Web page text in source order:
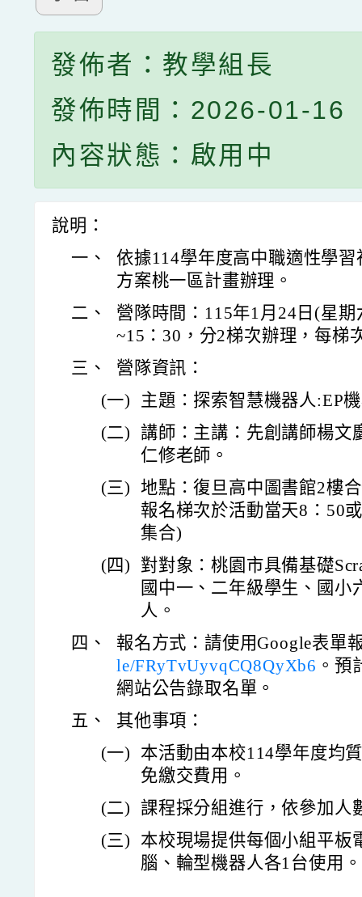
發佈者：教學組長
發佈時間：2026-01-16
內容狀態：啟用中
說明：
一、
依據114學年度高中職適性學
方案桃一區計畫辦理。
二、
營隊時間：115年1月24日(星
~15：30，分2梯次辦理，每梯
三、
營隊資訊：
(一)
主題：探索智慧機器人:EP
(二) 講師：主講：先創講師楊文
仁修老師。
(三) 地點：復旦高中圖書館2樓
報名梯次於活動當天8：50
集合)
(四)
對對象：桃園市具備基礎
國中一、二年級學生、國小
人。
四、
報名方式：請使用Google表單
le/FRyTvUyvqCQ8QyXb6 。預
網站公告錄取名單。
五、
其他事項：
(一)
本活動由本校114學年度均
免繳交費用。
(二) 課程採分組進行，依參加人
(三)
本校現場提供每個小組平板
腦、輪型機器人各1台使用。